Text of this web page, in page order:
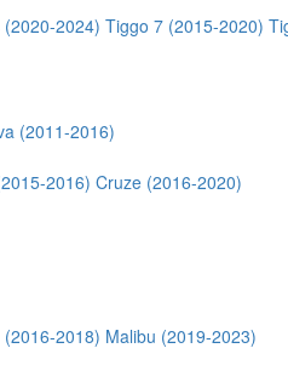
2024) Tiggo 7 (2015-2020)
(2011-2016)
2016) Cruze (2016-2020)
(2016-2018) Malibu (2019-2023)